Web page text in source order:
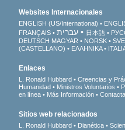
Websites Internacionales
ENGLISH (US/International)
FRANÇAIS
עברית 日本語
DEUTSCH MAGYAR NORSK
(CASTELLANO)
ΕΛΛΗΝΙΚA
Enlaces
L. Ronald Hubbard Creencias y
Humanidad
Ministros Voluntarios
en línea
Más Información
Sitios web relacionados
L. Ronald Hubbard Dianética